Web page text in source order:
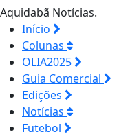
Aquidabã Notícias.
Início
Colunas
OLIA2025
Guia Comercial
Edições
Notícias
Futebol